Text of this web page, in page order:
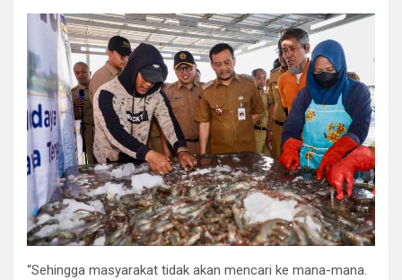
“Sehingga masyarakat tidak akan mencari ke mana-mana.